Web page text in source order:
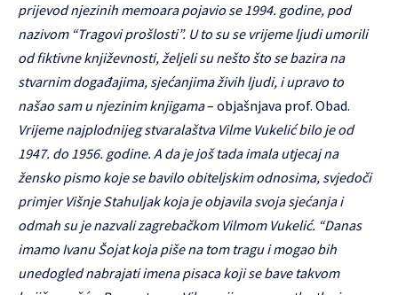
prijevod njezinih memoara pojavio se 1994. godine, pod
nazivom “Tragovi prošlosti”. U to su se vrijeme ljudi umorili
od fiktivne književnosti, željeli su nešto što se bazira na
stvarnim događajima, sjećanjima živih ljudi, i upravo to
našao sam u njezinim knjigama– objašnjava prof. Obad.
Vrijeme najplodnijeg stvaralaštva Vilme Vukelić bilo je od
1947. do 1956. godine. A da je još tada imala utjecaj na
žensko pismo koje se bavilo obiteljskim odnosima, svjedoči
primjer Višnje Stahuljak koja je objavila svoja sjećanja i
odmah su je nazvali zagrebačkom Vilmom Vukelić. “Danas
imamo Ivanu Šojat koja piše na tom tragu i mogao bih
unedogled nabrajati imena pisaca koji se bave takvom